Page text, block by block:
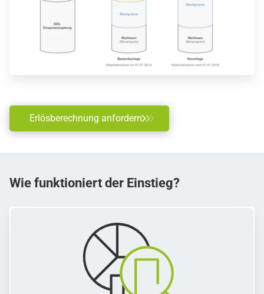
Erlösberechnung anfordern
Wie funktioniert der Einstieg?